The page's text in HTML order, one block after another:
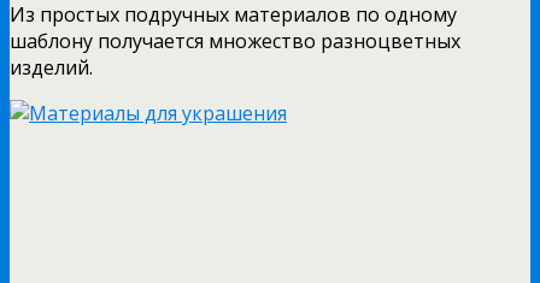
Из простых подручных материалов по одному
шаблону получается множество разноцветных
изделий.